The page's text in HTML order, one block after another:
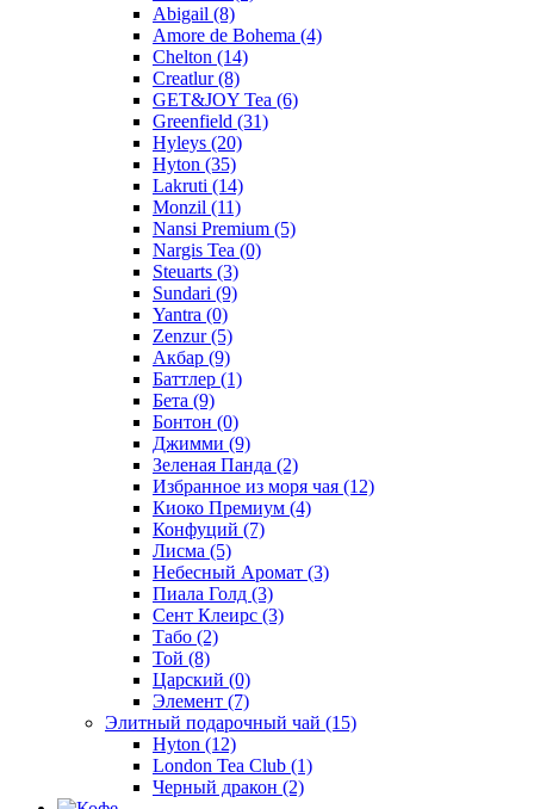
Abigail (8)
Amore de Bohema (4)
Chelton (14)
Creatlur(8)
GET&JOY Tea (6)
Greenfield (31)
Hyleys (20)
Hyton (35)
Lakruti (14)
Monzil (11)
Nansi Premium (5)
Nargis Tea (0)
Steuarts (3)
Sundari (9)
Yantra (0)
Zenzur(5)
Акбар (9)
Баттлер (1)
Бета (9)
Бонтон (0)
Джимми (9)
Зеленая Панда (2)
Избранное из моря чая (12)
Киоко Премиум (4)
Конфуций (7)
Лисма (5)
Небесный Аромат (3)
Пиала Голд (3)
Сент Клеирс (3)
Табо (2)
Той (8)
Царский (0)
Элемент (7)
Элитный подарочный чай (15)
Hyton (12)
London Tea Club (1)
Черный дракон (2)